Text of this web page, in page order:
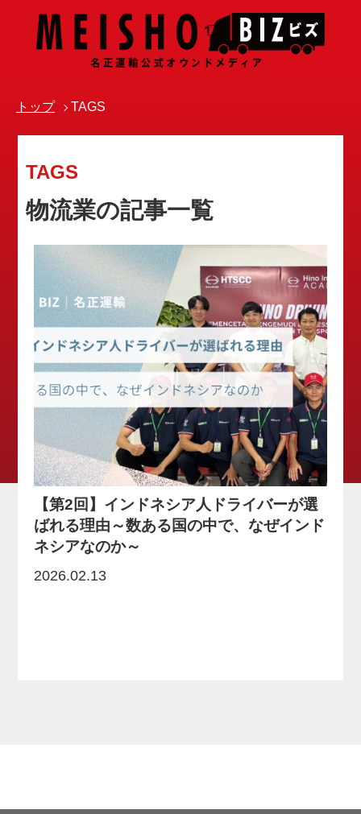
トップ TAGS
TAGS
物流業の記事一覧
【第2回】インドネシア人ドライバーが選
ばれる理由～数ある国の中で、なぜインド
ネシアなのか～
2026.02.13